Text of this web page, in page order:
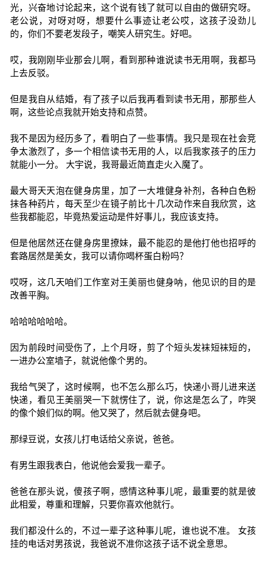
光，兴奋地讨论起来，这个说有钱了就可以自由的做研究呀。
老公说，对呀对呀，想要什么事迹让老公哎，这孩子没劲儿
的，你们不要老发段子，嘲笑人研究生。好吧。
哎，我刚刚毕业那会儿啊，看到那种谁说读书无用啊，我都马
上去反驳。
但是我自从结婚，有了孩子以后我再看到读书无用，那那些人
啊，这些论点我就开始支持和点赞。
我不是因为经历多了，看明白了一些事情。我只是现在社会竞
争太激烈了，多一个相信读书无用的人，以后我家孩子的压力
就能小一分。 大宇说，我哥最近简直走火入魔了。
最大哥天天泡在健身房里，加了一大堆健身补剂，各种白色粉
抹各种药片，每天至少在镜子前比十几次动作来自我欣赏，这
些我都能忍，毕竟热爱运动是件好事儿，我应该支持。
但是他居然还在健身房里撩妹，最不能忍的是他打他也招呼的
套路居然是美女，我可以请你喝杯蛋白粉吗？
哎呀，这几天咱们工作室对王美丽也健身呐，他见识的目的是
改善平胸。
哈哈哈哈哈哈。
因为前段时间受伤了，上个月呀，剪了个短头发袜短袜短的，
一进办公室墙子，就说他像个男的。
我给气哭了，这时候啊，也不怎么那么巧，快递小哥儿进来送
快递，看见王美丽哭一下就愣住了，说，你这是怎么了，咋哭
的像个娘们似的啊。他又哭了，然后就去健身吧。
那绿豆说，女孩儿打电话给父亲说，爸爸。
有男生跟我表白，他说他会爱我一辈子。
爸爸在那头说，傻孩子啊，感情这种事儿呢，最重要的就是彼
此相爱，尊重和理解，只要你喜欢他就行。
我们都没什么的，不过一辈子这种事儿呢，谁也说不准。 女孩
挂的电话对男孩说，我爸说不准你这孩子话不说全意思。